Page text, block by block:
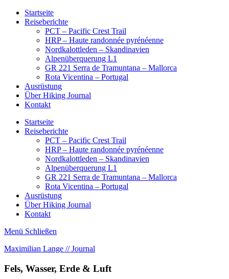
Startseite
Reiseberichte
PCT – Pacific Crest Trail
HRP – Haute randonnée pyrénéenne
Nordkalottleden – Skandinavien
Alpenüberquerung L1
GR 221 Serra de Tramuntana – Mallorca
Rota Vicentina – Portugal
Ausrüstung
Über Hiking Journal
Kontakt
Startseite
Reiseberichte
PCT – Pacific Crest Trail
HRP – Haute randonnée pyrénéenne
Nordkalottleden – Skandinavien
Alpenüberquerung L1
GR 221 Serra de Tramuntana – Mallorca
Rota Vicentina – Portugal
Ausrüstung
Über Hiking Journal
Kontakt
Menü Schließen
Maximilian Lange // Journal
Fels, Wasser, Erde & Luft